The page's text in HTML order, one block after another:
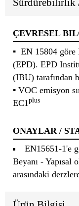
Sürdürebilirlik
ÇEVRESEL
▪ EN 15804 göre
(EPD). EPD
(IBU) tarafından
▪ VOC emisyon
EC1 plus
ONAYLAR /
EN15651-1'e
Beyanı - Yapısal
arasındaki